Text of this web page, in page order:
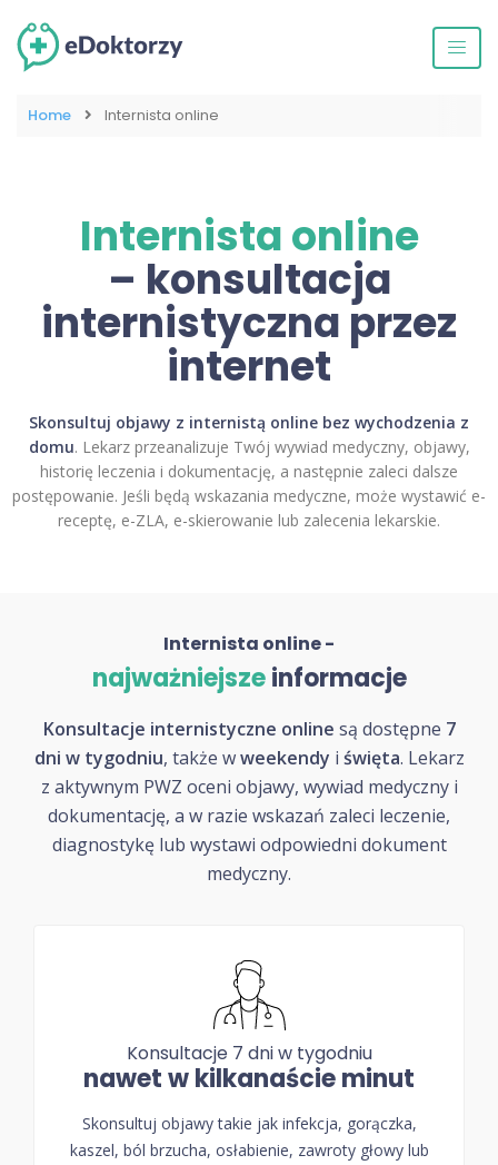
Home Internista online
Internista online
– konsultacja
internistyczna przez
internet
Skonsultuj objawy z internistą online bez wychodzenia z
domu. Lekarz przeanalizuje Twój wywiad medyczny, objawy,
historię leczenia i dokumentację, a następnie zaleci dalsze
postępowanie. Jeśli będą wskazania medyczne, może wystawić e-
receptę, e-ZLA, e-skierowanie lub zalecenia lekarskie.
Internista online -
najważniejszeinformacje
Konsultacje internistyczne online są dostępne 7
dni w tygodniu, także wweekendy i święta. Lekarz
z aktywnym PWZ oceni objawy, wywiad medyczny i
dokumentację, a w razie wskazań zaleci leczenie,
diagnostykę lub wystawi odpowiedni dokument
medyczny.
Konsultacje 7 dni w tygodniu
nawet w kilkanaście minut
Skonsultuj objawy takie jak infekcja, gorączka,
kaszel, ból brzucha, osłabienie, zawroty głowy lub